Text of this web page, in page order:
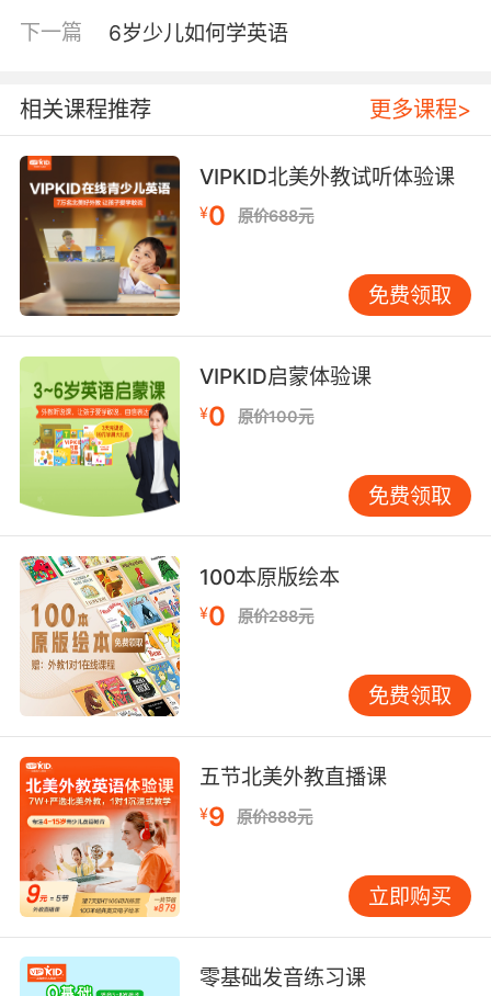
下一篇 6岁少儿如何学英语
相关课程推荐 更多课程>
VIPKID北美外教试听体验课
¥0 原价688元
免费领取
VIPKID启蒙体验课
¥0 原价100元
免费领取
100本原版绘本
¥0 原价288元
免费领取
五节北美外教直播课
¥9 原价888元
立即购买
零基础发音练习课